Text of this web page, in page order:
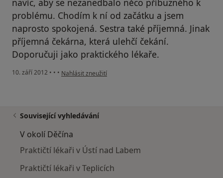
navíc, aby se nezanedbalo něco příbuzného k
problému. Chodím k ní od začátku a jsem
naprosto spokojená. Sestra také příjemná. Jinak
příjemná čekárna, která ulehčí čekání.
Doporučuji jako praktického lékaře.
10. září 2012 • • • podle názoru uživatele Váš účet byl odstraněn
Nahlásit zneužití
Související vyhledávání
V okolí Děčína
Praktičtí lékaři v Ústí nad Labem
Praktičtí lékaři v Teplicích